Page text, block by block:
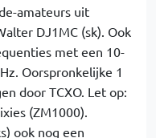
amateurs uit
DJ1MC (sk). Ook
met een 10-
Oorspronkelijke 1
door TCXO. Let op:
(ZM1000).
ook nog een